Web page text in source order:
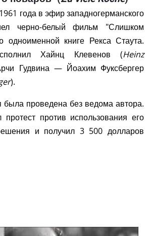
года в эфир западногерманского
черно-белый фильм "Слишком
одноименной книге Рекса Стаута.
Хайнц Клевенов (Heinz
Гудвина — Йоахим Фуксбергер
).
была проведена без ведома автора.
протест против использования его
и получил 3 500 долларов